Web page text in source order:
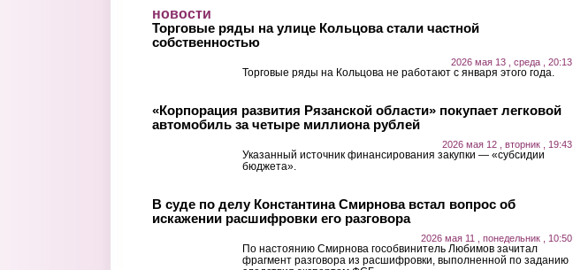
новости
Торговые ряды на улице Кольцова стали частной
собственностью
2026 мая 13 , среда , 20:13
Торговые ряды на Кольцова не работают с января этого года.
«Корпорация развития Рязанской области» покупает легковой
автомобиль за четыре миллиона рублей
2026 мая 12 , вторник , 19:43
Указанный источник финансирования закупки — «субсидии
бюджета».
В суде по делу Константина Смирнова встал вопрос об
искажении расшифровки его разговора
2026 мая 11 , понедельник , 10:50
По настоянию Смирнова гособвинитель Любимов зачитал
фрагмент разговора из расшифровки, выполненной по заданию